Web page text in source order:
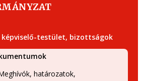
képviselő-testület, bizottságok
határozatok,